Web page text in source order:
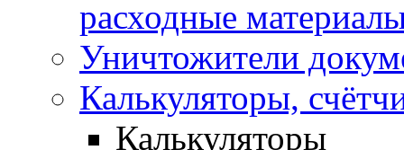
расходные
Уничтожители
Калькуляторы,
Калькуляторы